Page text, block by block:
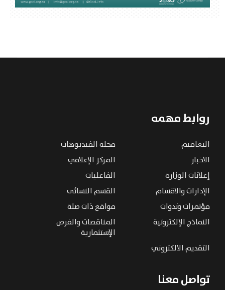
روابط مهمه
التعاميم
مجلة الفيديوهات
الاخبار
المركز الإعلامي
إعلانات الوزارة
الفاعليات
الإدارات والاقسام
القسم النسائى
مؤتمرات وندوات
مواقع ذات صلة
النماذج الإلكترونية
المناقصات والفرص
الإستثمارية
التقديم الالكتروني
تواصل معنا